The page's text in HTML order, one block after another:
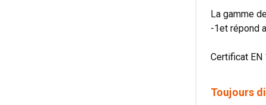
La gamme
-1et répond
Certificat EN
Toujours